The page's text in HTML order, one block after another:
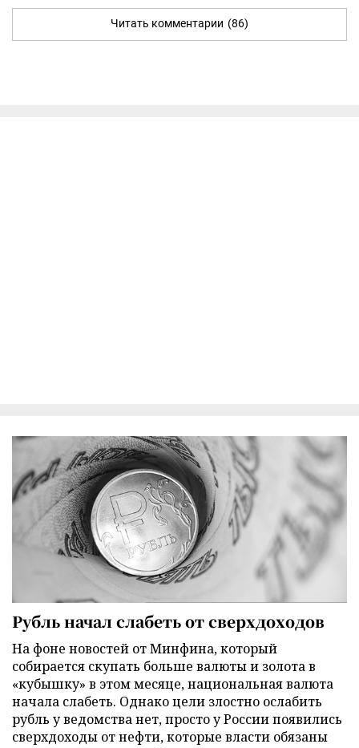
Читать комментарии (86)
Рубль начал слабеть от сверхдоходов
На фоне новостей от Минфина, который
собирается скупать больше валюты и золота в
«кубышку» в этом месяце, национальная валюта
начала слабеть. Однако цели злостно ослабить
рубль у ведомства нет, просто у России появились
сверхдоходы от нефти, которые власти обязаны